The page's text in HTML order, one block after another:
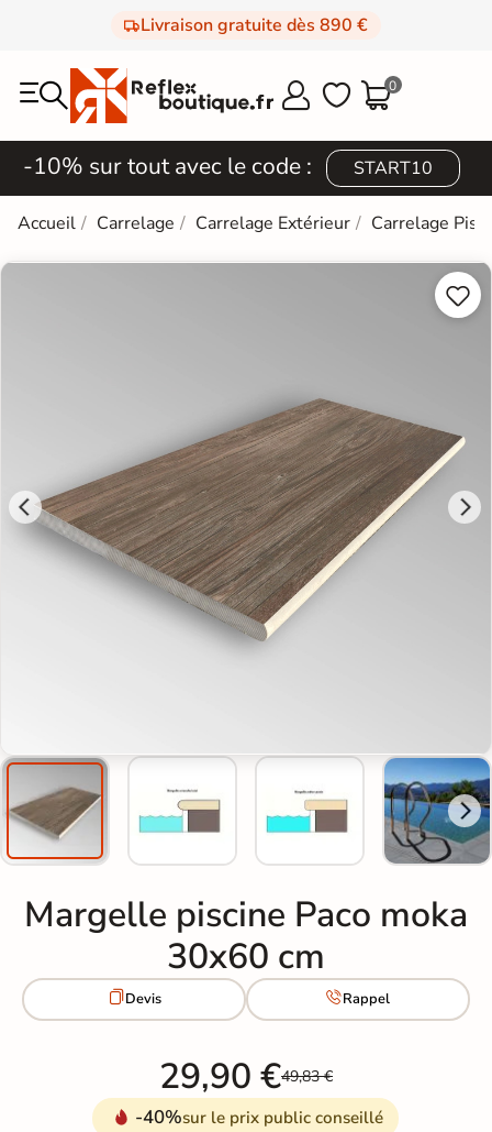
Livraison gratuite dès 890 €
  0
-10% sur tout avec le code : START10
Accueil Carrelage Carrelage Extérieur Carrelage


Margelle piscine Paco moka
30x60 cm
Devis Rappel
29,90 €49,83 €
-40%sur le prix public conseillé